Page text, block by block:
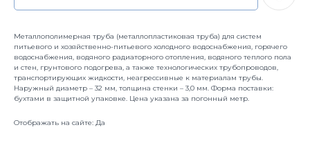
Металлополимерная труба (металлопластиковая труба) для систем
питьевого и хозяйственно-питьевого холодного водоснабжения, горячего
водоснабжения, водяного радиаторного отопления, водяного теплого пола
и стен, грунтового подогрева, а также технологических трубопроводов,
транспортирующих жидкости, неагрессивные к материалам трубы.
Наружный диаметр – 32 мм, толщина стенки – 3,0 мм. Форма поставки:
бухтами в защитной упаковке. Цена указана за погонный метр.
Отображать на сайте: Да